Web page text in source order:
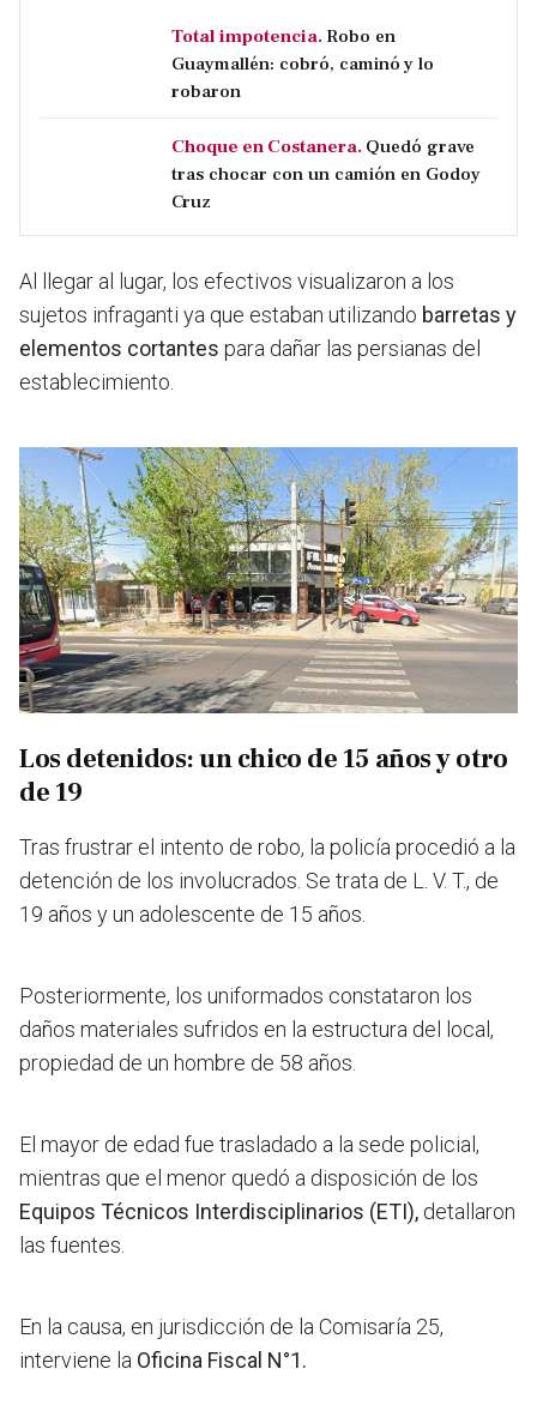
Total impotencia. Robo en
Guaymallén: cobró, caminó y lo
robaron
Choque en Costanera. Quedó grave
tras chocar con un camión en Godoy
Cruz
Al llegar al lugar, los efectivos visualizaron a los
sujetos infraganti ya que estaban utilizando barretas y
elementos cortantes para dañar las persianas del
establecimiento.
Los detenidos: un chico de 15 años y otro
de 19
Tras frustrar el intento de robo, la policía procedió a la
detención de los involucrados. Se trata de L. V. T., de
19 años y un adolescente de 15 años.
Posteriormente, los uniformados constataron los
daños materiales sufridos en la estructura del local,
propiedad de un hombre de 58 años.
El mayor de edad fue trasladado a la sede policial,
mientras que el menor quedó a disposición de los
Equipos Técnicos Interdisciplinarios (ETI), detallaron
las fuentes.
En la causa, en jurisdicción de la Comisaría 25,
interviene la Oficina Fiscal N°1.